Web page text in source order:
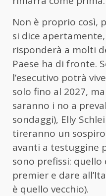
Non è proprio così,
si dice
risponderà a molti
Paese ha di fronte.
l’esecutivo potrà
solo fino al 2027,
saranno i no a
sondaggi), Elly
tireranno un
avanti a testuggine
sono prefissi:
premier e dare
è quello vecchio).